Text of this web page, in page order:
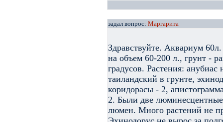
задал вопрос: Маргарита
Здравствуйте. Аквариум
на объем 60-200 л., грунт -
градусов. Растения:
таиландский в грунте,
коридорасы - 2,
2. Были две
люмен. Много растений не